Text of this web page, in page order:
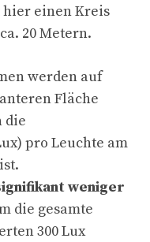
einen Kreis
20 Metern.
werden auf
Fläche
die
pro Leuchte am
weniger
die gesamte
300 Lux